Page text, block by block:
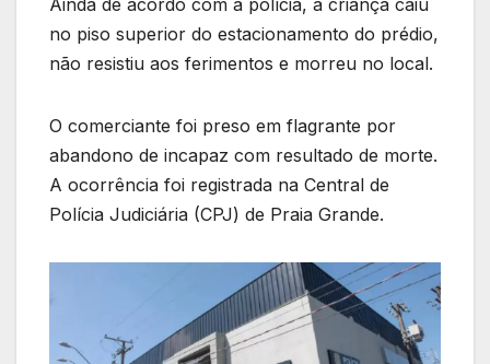
no piso superior do estacionamento do prédio,
não resistiu aos ferimentos e morreu no local.
O comerciante foi preso em flagrante por
abandono de incapaz com resultado de morte.
A ocorrência foi registrada na Central de
Polícia Judiciária (CPJ) de Praia Grande.